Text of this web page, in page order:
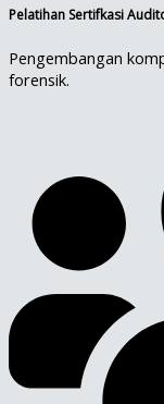
Pelatihan Sertifkasi
Pengembangan
forensik.